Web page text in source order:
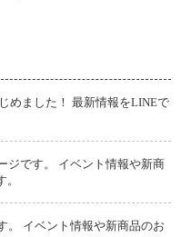
めました！ 最新情報をLINEで
ジです。 イベント情報や新商
。 イベント情報や新商品のお